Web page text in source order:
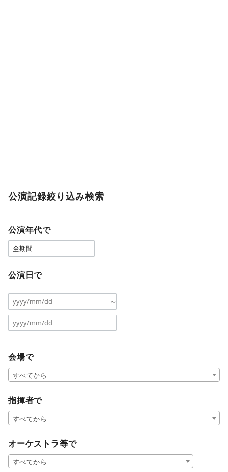
公演記録絞り込み検索
公演年代で
公演日で
～
会場で
すべてから
指揮者で
すべてから
オーケストラ等で
すべてから